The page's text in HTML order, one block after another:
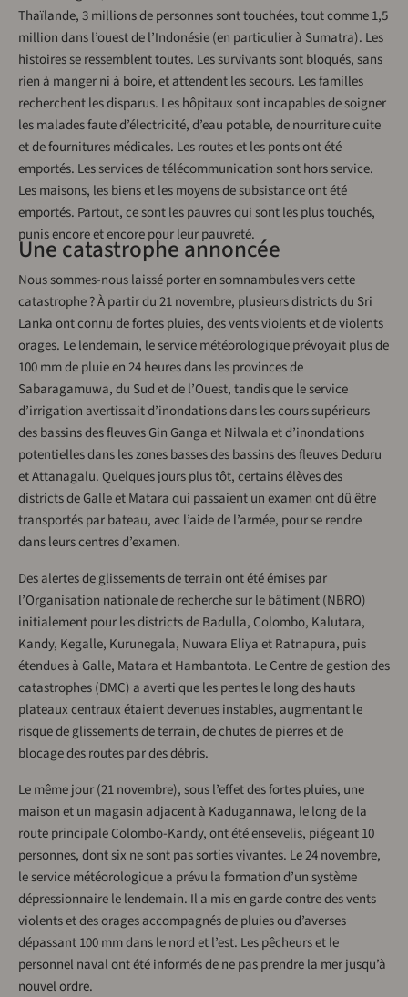
Thaïlande, 3 millions de personnes sont touchées, tout comme 1,5
million dans l’ouest de l’Indonésie (en particulier à Sumatra). Les
histoires se ressemblent toutes. Les survivants sont bloqués, sans
rien à manger ni à boire, et attendent les secours. Les familles
recherchent les disparus. Les hôpitaux sont incapables de soigner
les malades faute d’électricité, d’eau potable, de nourriture cuite
et de fournitures médicales. Les routes et les ponts ont été
emportés. Les services de télécommunication sont hors service.
Les maisons, les biens et les moyens de subsistance ont été
emportés. Partout, ce sont les pauvres qui sont les plus touchés,
punis encore et encore pour leur pauvreté.
Une catastrophe annoncée
Nous sommes-nous laissé porter en somnambules vers cette
catastrophe ? À partir du 21 novembre, plusieurs districts du Sri
Lanka ont connu de fortes pluies, des vents violents et de violents
orages. Le lendemain, le service météorologique prévoyait plus de
100 mm de pluie en 24 heures dans les provinces de
Sabaragamuwa, du Sud et de l’Ouest, tandis que le service
d’irrigation avertissait d’inondations dans les cours supérieurs
des bassins des fleuves Gin Ganga et Nilwala et d’inondations
potentielles dans les zones basses des bassins des fleuves Deduru
et Attanagalu. Quelques jours plus tôt, certains élèves des
districts de Galle et Matara qui passaient un examen ont dû être
transportés par bateau, avec l’aide de l’armée, pour se rendre
dans leurs centres d’examen.
Des alertes de glissements de terrain ont été émises par
l’Organisation nationale de recherche sur le bâtiment (NBRO)
initialement pour les districts de Badulla, Colombo, Kalutara,
Kandy, Kegalle, Kurunegala, Nuwara Eliya et Ratnapura, puis
étendues à Galle, Matara et Hambantota. Le Centre de gestion des
catastrophes (DMC) a averti que les pentes le long des hauts
plateaux centraux étaient devenues instables, augmentant le
risque de glissements de terrain, de chutes de pierres et de
blocage des routes par des débris.
Le même jour (21 novembre), sous l’effet des fortes pluies, une
maison et un magasin adjacent à Kadugannawa, le long de la
route principale Colombo-Kandy, ont été ensevelis, piégeant 10
personnes, dont six ne sont pas sorties vivantes. Le 24 novembre,
le service météorologique a prévu la formation d’un système
dépressionnaire le lendemain. Il a mis en garde contre des vents
violents et des orages accompagnés de pluies ou d’averses
dépassant 100 mm dans le nord et l’est. Les pêcheurs et le
personnel naval ont été informés de ne pas prendre la mer jusqu’à
nouvel ordre.